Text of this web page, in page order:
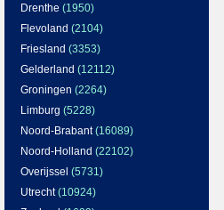
Drenthe (1950)
Flevoland (2104)
Friesland (3353)
Gelderland (12112)
Groningen (2264)
Limburg (5228)
Noord-Brabant(16089)
Noord-Holland (22102)
Overijssel (5731)
Utrecht(10924)